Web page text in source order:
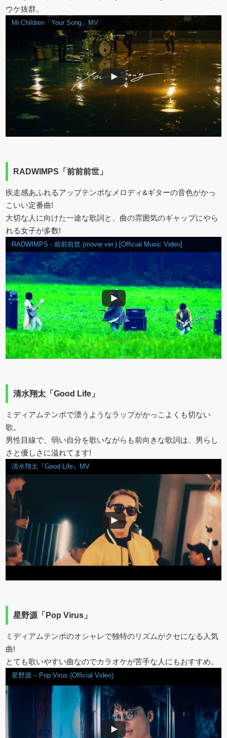
ウケ抜群。
Mr.Children「Your Song」MV
RADWIMPS「前前前世」
疾走感あふれるアップテンポなメロディ&ギターの音色がかっ
こいい定番曲!
大切な人に向けた一途な歌詞と、曲の雰囲気のギャップにやら
れる女子が多数!
RADWIMPS - 前前前世 (movie ver.) [Official Music Video]
清水翔太「Good Life」
ミディアムテンポで漂うようなラップがかっこよくも切ない
歌。
男性目線で、弱い自分を歌いながらも前向きな歌詞は、男らし
さと優しさに溢れてます!
清水翔太『Good Life』MV
星野源「Pop Virus」
ミディアムテンポのオシャレで独特のリズムがクセになる人気
曲!
とても歌いやすい曲なのでカラオケが苦手な人にもおすすめ。
星野源 – Pop Virus (Official Video)